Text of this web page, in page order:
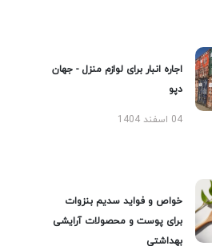
اجاره انبار برای لوازم منزل - جهان
دپو
04 اسفند 1404
خواص و فواید سدیم بنزوات
برای پوست و محصولات آرایشی
بهداشتی